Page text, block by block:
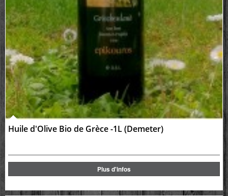
Huile d'Olive Bio de Grèce -1L (Demeter)
Plus d'infos